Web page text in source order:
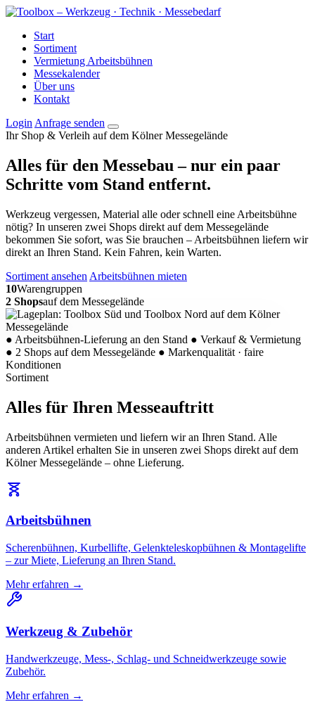
Start
Sortiment
Vermietung Arbeitsbühnen
Messekalender
Über uns
Kontakt
Login Anfrage senden
Ihr Shop & Verleih auf dem Kölner Messegelände
Alles für den Messebau –nur ein paar
Schritte vom Stand entfernt.
Werkzeug vergessen, Material alle oder schnell eine Arbeitsbühne
nötig? In unseren zwei Shops direkt auf dem Messegelände
bekommen Sie sofort, was Sie brauchen – Arbeitsbühnen liefern wir
direkt an Ihren Stand. Kein Fahren, kein Warten.
Sortiment ansehen Arbeitsbühnen mieten
10Warengruppen
2 Shopsauf dem Messegelände
● Arbeitsbühnen-Lieferung an den Stand ● Verkauf & Vermietung
● 2 Shops auf dem Messegelände ● Markenqualität · faire
Konditionen
Sortiment
Alles für Ihren Messeauftritt
Arbeitsbühnen vermieten und liefern wir an Ihren Stand. Alle
anderen Artikel erhalten Sie in unseren zwei Shops direkt auf dem
Kölner Messegelände – ohne Lieferung.
Arbeitsbühnen
Scherenbühnen, Kurbellifte, Gelenkteleskopbühnen & Montagelifte
– zur Miete, Lieferung an Ihren Stand.
Mehr erfahren →
Werkzeug & Zubehör
Handwerkzeuge, Mess-, Schlag- und Schneidwerkzeuge sowie
Zubehör.
Mehr erfahren →